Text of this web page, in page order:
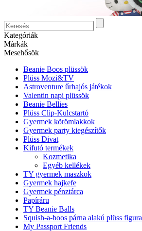
Kategóriák
Márkák
Mesehősök
Beanie Boos plüssök
Plüss Mozi&TV
Astroventure űrhajós játékok
Valentin napi plüssök
Beanie Bellies
Plüss Clip-Kulcstartó
Gyermek körömlakkok
Gyermek party kiegészítők
Plüss Divat
Kifutó termékek
Kozmetika
Egyéb kellékek
TY gyermek maszkok
Gyermek hajkefe
Gyermek pénztárca
Papíráru
TY Beanie Balls
Squish-a-boos párna alakú plüss figura
My Passport Friends